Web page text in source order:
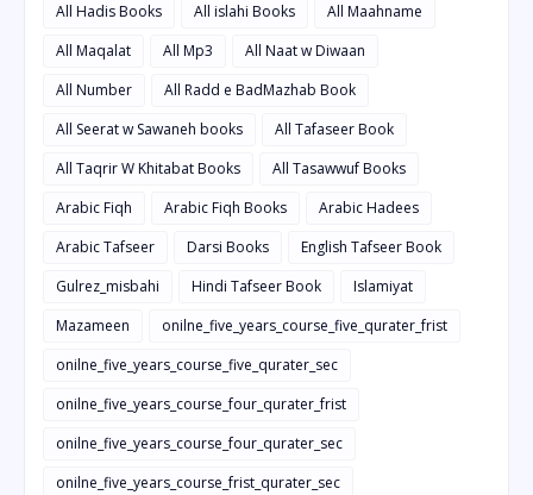
All Hadis Books
All islahi Books
All Maahname
All Maqalat
All Mp3
All Naat w Diwaan
All Number
All Radd e BadMazhab Book
All Seerat w Sawaneh books
All Tafaseer Book
All Taqrir W Khitabat Books
All Tasawwuf Books
Arabic Fiqh
Arabic Fiqh Books
Arabic Hadees
Arabic Tafseer
Darsi Books
English Tafseer Book
Gulrez_misbahi
Hindi Tafseer Book
Islamiyat
Mazameen
onilne_five_years_course_five_qurater_frist
onilne_five_years_course_five_qurater_sec
onilne_five_years_course_four_qurater_frist
onilne_five_years_course_four_qurater_sec
onilne_five_years_course_frist_qurater_sec